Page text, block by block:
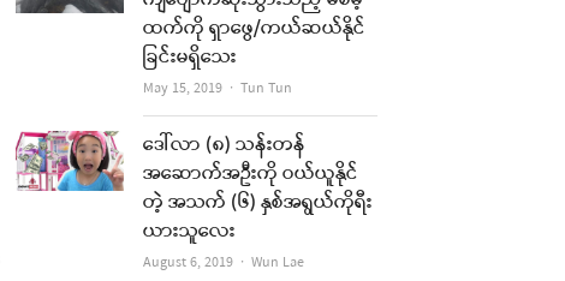
ထက်ကို ရှာဖွေ/ကယ်ဆယ်နိုင်
ခြင်းမရှိသေး
May 15, 2019 Author
Tun Tun
ဒေါ်လာ (၈) သန်းတန်
အဆောက်အဦးကို ဝယ်ယူနိုင်
တဲ့ အသက် (၆) နှစ်အရွယ်ကိုရီး
ယားသူလေး
August 6, 2019 Author
Wun Lae